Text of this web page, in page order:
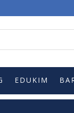
EDUKIM